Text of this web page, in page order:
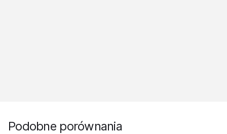
Podobne porównania